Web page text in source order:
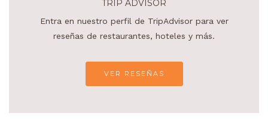
TRIP ADVISOR
Entra en nuestro perfil de TripAdvisor para ver
reseñas de restaurantes, hoteles y más.
VER RESEÑAS